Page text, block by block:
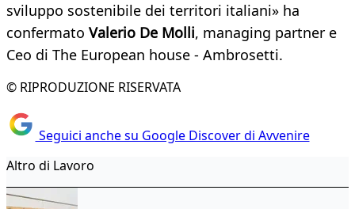
sviluppo sostenibile dei territori italiani» ha
confermato Valerio De Molli, managing partner e
Ceo di The European house - Ambrosetti.
© RIPRODUZIONE RISERVATA
Seguici anche su Google Discover di Avvenire
Altro di Lavoro